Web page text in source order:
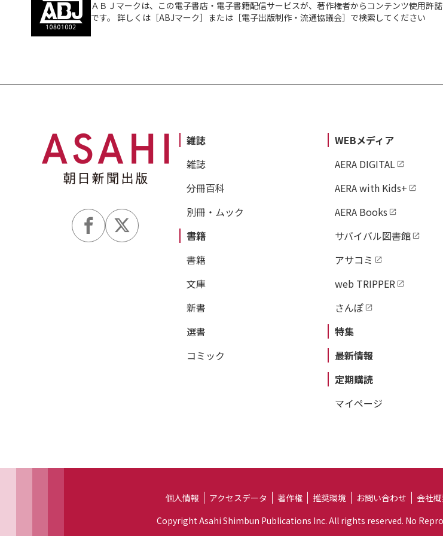
ＡＢＪマークは、この電子書店・電子書籍配信サービスが、著作権者からコンテンツ使用許
です。 詳しくは［ABJマーク］または［電子出版制作・流通協議会］で検索してください
雑誌
雑誌
分冊百科
別冊・ムック
書籍
書籍
文庫
新書
選書
コミック
WEBメディア
AERA DIGITAL
AERA with Kids+
AERA Books
サバイバル図書館
アサコミ
web TRIPPER
さんぽ
特集
最新情報
定期購読
マイページ
個人情報 アクセスデータ 著作権 推奨環境 お問い合わせ 会社
Copyright Asahi Shimbun Publications Inc. All rights reserved. No